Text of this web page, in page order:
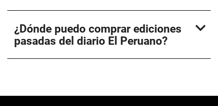
¿Dónde puedo comprar ediciones
pasadas del diario El Peruano?
expand_more